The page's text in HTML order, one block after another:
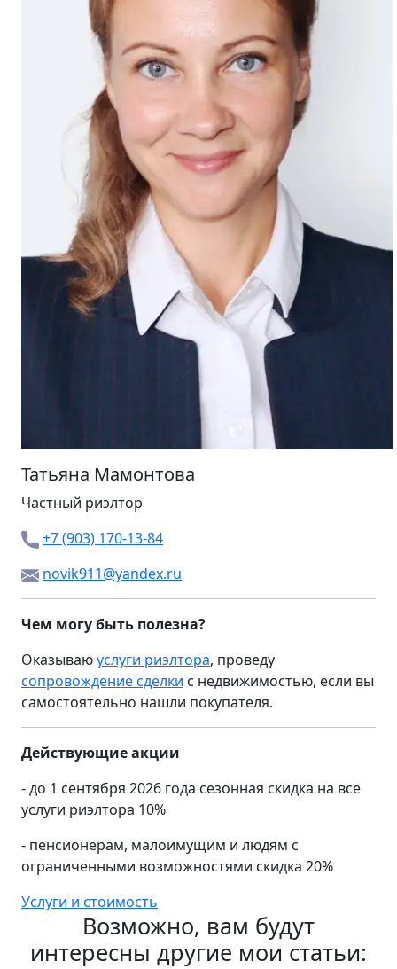
Татьяна Мамонтова
Частный риэлтор
+7 (903) 170-13-84
novik911@yandex.ru
Чем могу быть полезна?
Оказываюуслуги риэлтора, проведу
сопровождение сделки с недвижимостью, если вы
самостоятельно нашли покупателя.
Действующие акции
- до 1 сентября 2026 года сезонная скидка на все
услуги риэлтора 10%
- пенсионерам, малоимущим и людям с
ограниченными возможностями скидка 20%
Услуги и стоимость
Возможно, вам будут
интересны другие мои статьи: